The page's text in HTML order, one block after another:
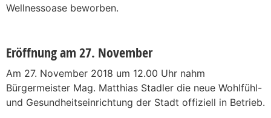
Wellnessoase beworben.
Eröffnung am 27. November
Am 27. November 2018 um 12.00 Uhr nahm
Bürgermeister Mag. Matthias Stadler die neue Wohlfühl-
und Gesundheitseinrichtung der Stadt offiziell in Betrieb.